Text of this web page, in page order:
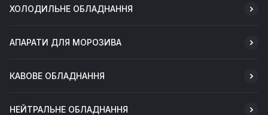
ХОЛОДИЛЬНЕ ОБЛАДНАННЯ
АПАРАТИ ДЛЯ МОРОЗИВА
КАВОВЕ ОБЛАДНАННЯ
НЕЙТРАЛЬНЕ ОБЛАДНАННЯ